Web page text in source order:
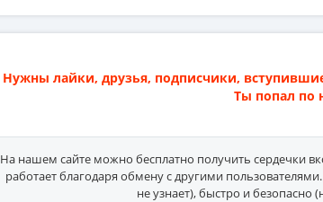
Нужны лайки, друзья, подписчики,
Ты попал по
На нашем сайте можно бесплатно получить сердечки
работает благодаря обмену с другими
не узнает), быстро и безопасно